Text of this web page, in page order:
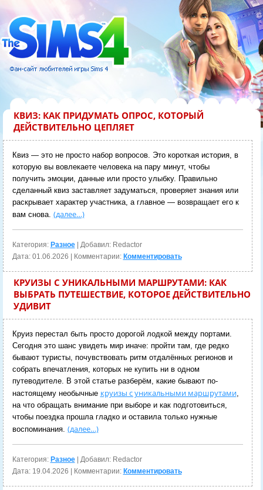
КВИЗ: КАК ПРИДУМАТЬ ОПРОС, КОТОРЫЙ
ДЕЙСТВИТЕЛЬНО ЦЕПЛЯЕТ
Квиз — это не просто набор вопросов. Это короткая история, в
которую вы вовлекаете человека на пару минут, чтобы
получить эмоции, данные или просто улыбку. Правильно
сделанный квиз заставляет задуматься, проверяет знания или
раскрывает характер участника, а главное — возвращает его к
вам снова. (далее…)
Категория: Разное| Добавил: Redactor
Дата: 01.06.2026 | Комментарии: Комментировать
КРУИЗЫ С УНИКАЛЬНЫМИ МАРШРУТАМИ: КАК
ВЫБРАТЬ ПУТЕШЕСТВИЕ, КОТОРОЕ ДЕЙСТВИТЕЛЬНО
УДИВИТ
Круиз перестал быть просто дорогой лодкой между портами.
Сегодня это шанс увидеть мир иначе: пройти там, где редко
бывают туристы, почувствовать ритм отдалённых регионов и
собрать впечатления, которых не купить ни в одном
путеводителе. В этой статье разберём, какие бывают по-
настоящему необычные круизы с уникальными маршрутами,
на что обращать внимание при выборе и как подготовиться,
чтобы поездка прошла гладко и оставила только нужные
воспоминания. (далее…)
Категория: Разное| Добавил: Redactor
Дата: 19.04.2026 | Комментарии: Комментировать